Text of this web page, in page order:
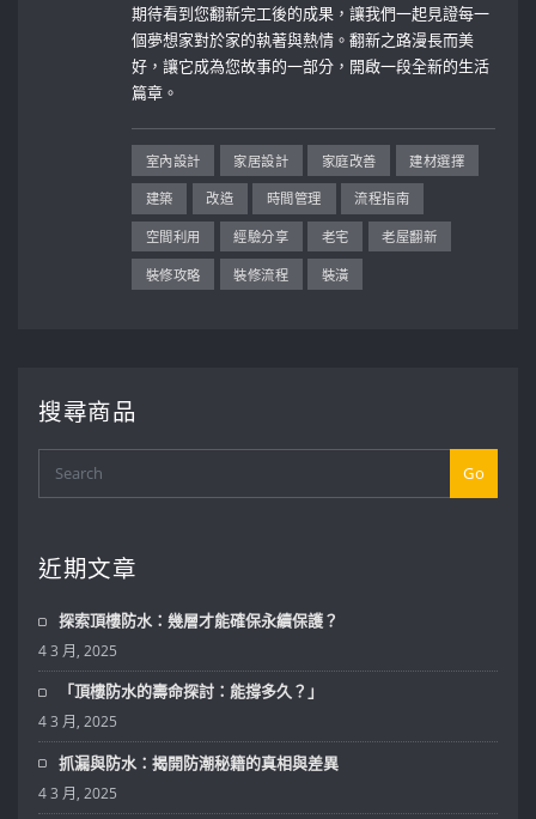
期待看到您翻新完工後的成果，讓我們一起見證每一
個夢想家對於家的執著與熱情。翻新之路漫長而美
好，讓它成為您故事的一部分，開啟一段全新的生活
篇章。
室內設計 家居設計 家庭改善 建材選擇
建築 改造 時間管理 流程指南
空間利用 經驗分享 老宅 老屋翻新
裝修攻略 裝修流程 裝潢
搜尋商品
Go
近期文章
探索頂樓防水：幾層才能確保永續保護？
4 3 月, 2025
「頂樓防水的壽命探討：能撐多久？」
4 3 月, 2025
抓漏與防水：揭開防潮秘籍的真相與差異
4 3 月, 2025